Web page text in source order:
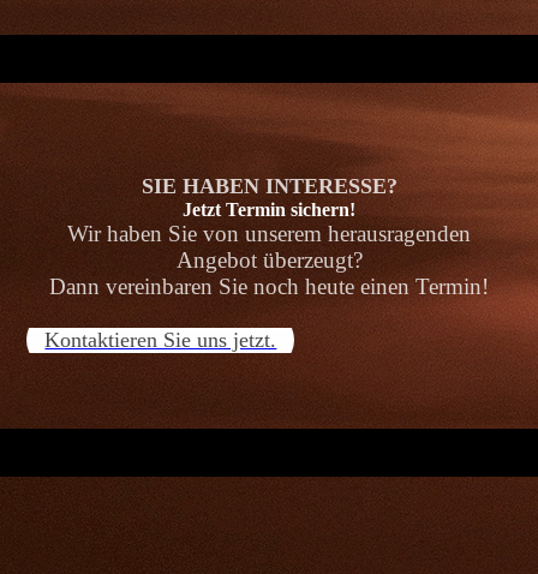
SIE HABEN INTERESSE?
Jetzt Termin sichern!
Wir haben Sie von unserem herausragenden
Angebot überzeugt?
Dann vereinbaren Sie noch heute einen Termin!
Kontaktieren Sie uns jetzt.